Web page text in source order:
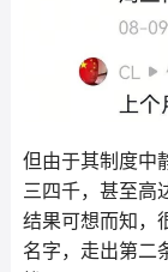
但由于其制度中
三四千，甚至高
结果可想而知，
名字，走出第